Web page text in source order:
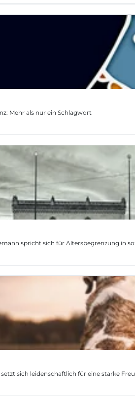
Mehr als nur ein Schlagwort
spricht sich für Altersbegrenzung in
sich leidenschaftlich für eine starke